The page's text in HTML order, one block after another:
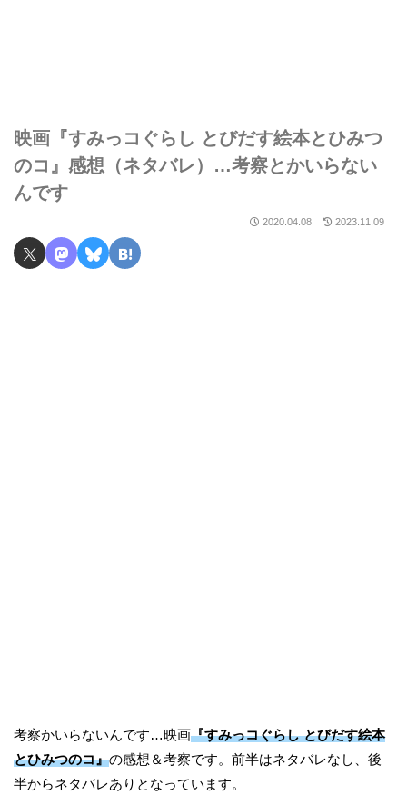
映画『すみっコぐらし とびだす絵本とひみつ
のコ』感想（ネタバレ）…考察とかいらない
んです
2020.04.08 2023.11.09
考察かいらないんです…映画『すみっコぐらし とびだす絵本
とひみつのコ』の感想＆考察です。前半はネタバレなし、後
半からネタバレありとなっています。